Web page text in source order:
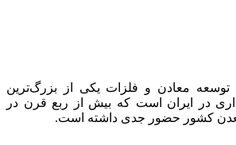
معادن و فلزات یکی از بزرگ‌ترین
در ایران است که بیش از ربع قرن در
کشور حضور جدی داشته است.